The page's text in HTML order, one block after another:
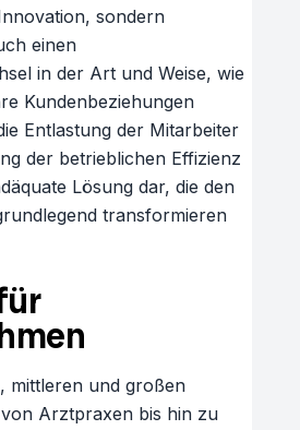
sondern
einen
in der Art und Weise, wie
Kundenbeziehungen
Entlastung der Mitarbeiter
der betrieblichen Effizienz
Lösung dar, die den
transformieren
mittleren und großen
Arztpraxen bis hin zu